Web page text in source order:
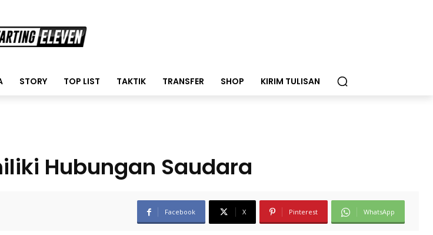
STORY TOP LIST TAKTIK TRANSFER SHOP KIRIM TULISAN
Hubungan Saudara
Facebook X Pinterest WhatsApp